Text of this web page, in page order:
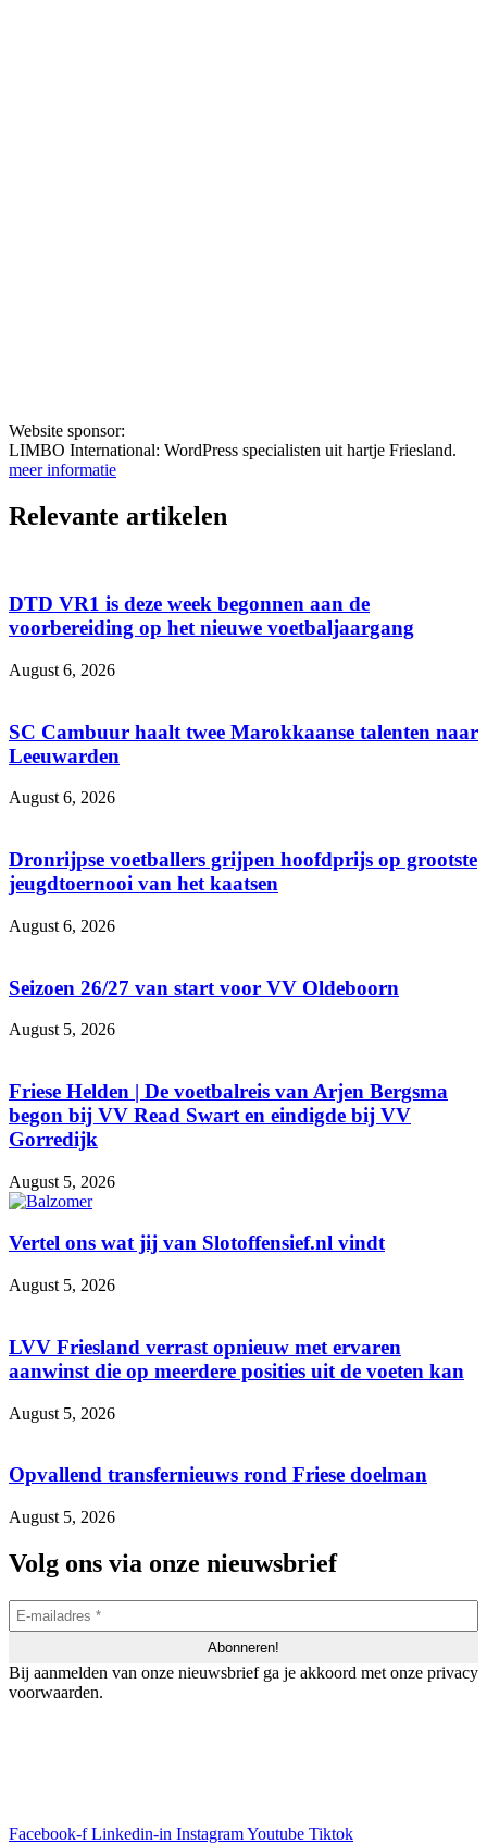
Website sponsor:
LIMBO International: WordPress specialisten uit hartje Friesland.
meer informatie
Relevante artikelen
DTD VR1 is deze week begonnen aan de
voorbereiding op het nieuwe voetbaljaargang
August 6, 2026
SC Cambuur haalt twee Marokkaanse talenten naar
Leeuwarden
August 6, 2026
Dronrijpse voetballers grijpen hoofdprijs op grootste
jeugdtoernooi van het kaatsen
August 6, 2026
Seizoen 26/27 van start voor VV Oldeboorn
August 5, 2026
Friese Helden | De voetbalreis van Arjen Bergsma
begon bij VV Read Swart en eindigde bij VV
Gorredijk
August 5, 2026
Vertel ons wat jij van Slotoffensief.nl vindt
August 5, 2026
LVV Friesland verrast opnieuw met ervaren
aanwinst die op meerdere posities uit de voeten kan
August 5, 2026
Opvallend transfernieuws rond Friese doelman
August 5, 2026
Volg ons via onze nieuwsbrief
Bij aanmelden van onze nieuwsbrief ga je akkoord met onze privacy
voorwaarden.
Facebook-f Linkedin-in InstagramYoutube Tiktok